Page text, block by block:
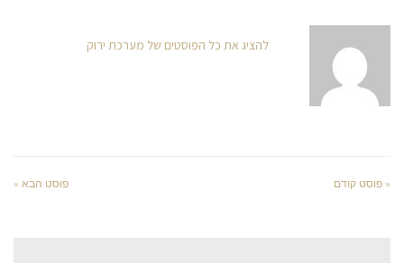
להציג את כל הפוסטים של מערכת ירוק
« פוסט קודם פוסט הבא »